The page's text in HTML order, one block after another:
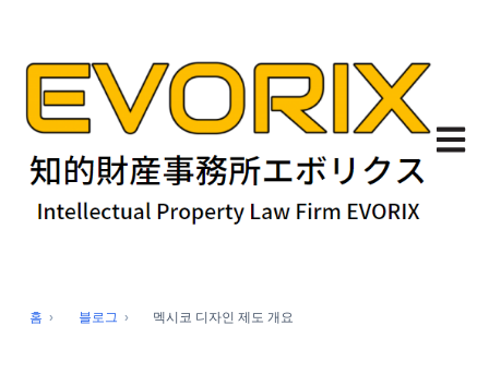
기본
홈 블로그 멕시코 디자인 제도 개요